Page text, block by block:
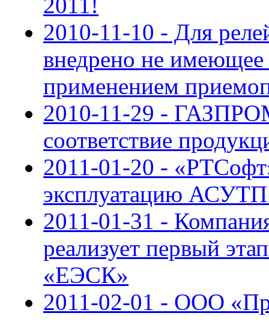
2011!
2010-11-10 - Для
внедрено не имеющее
применением
2010-11-29 -
соответствие
2011-01-20 -
эксплуатацию
2011-01-31 -
реализует первый
«ЕЭСК»
2011-02-01 - ООО